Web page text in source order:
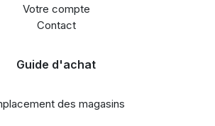
Votre compte
Contact
Guide d'achat
des magasins